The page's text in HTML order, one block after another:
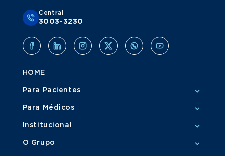
Central
3003-3230
HOME
Para Pacientes
Para Médicos
Institucional
O Grupo